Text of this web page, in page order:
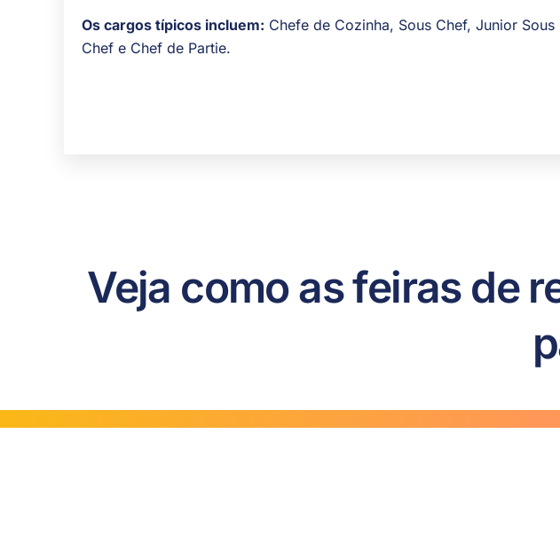
Os cargos típicos incluem: Chefe de Cozinha, Sous Chef, Junior Sous
Chef e Chef de Partie.
Veja como as feiras de